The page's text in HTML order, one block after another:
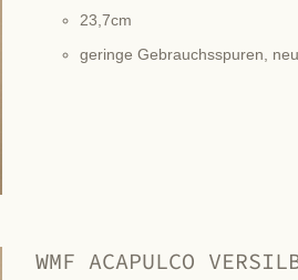
23,7cm
geringe Gebrauchsspuren,
WMF ACAPULCO